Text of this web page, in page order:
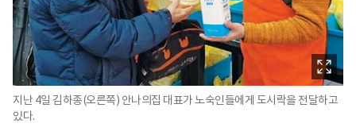
지난 4일 김하종(오른쪽) 안나의집 대표가 노숙인들에게 도시락을 전달하고
있다.